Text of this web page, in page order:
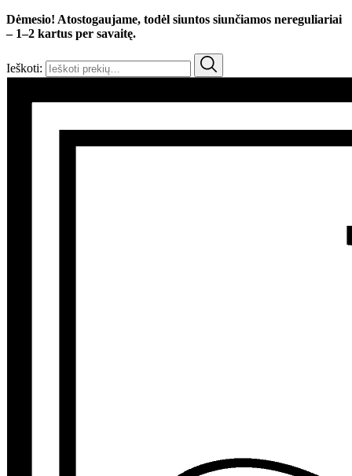
Dėmesio! Atostogaujame, todėl siuntos siunčiamos nereguliariai
– 1–2 kartus per savaitę.
Ieškoti: